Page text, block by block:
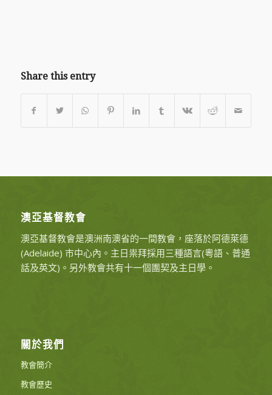
Share this entry
澳亞基督教會
澳亞基督教會是澳洲南澳省的一間教會，座落於阿德萊德
(Adelaide) 市中心內。主日祟拜採用三種語言(粵語、普通
話及英文)。另外教會共有十一個團契及主日學。
關於我們
教會簡介
教會歷史